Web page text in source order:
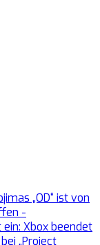
„OD“ ist von
-
Xbox beendet
„Project